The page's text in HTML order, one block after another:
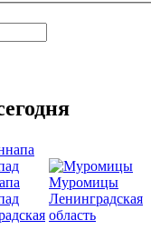
Муромицы
Ленинградская
область